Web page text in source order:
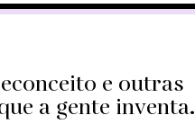
e outras
a gente inventa.